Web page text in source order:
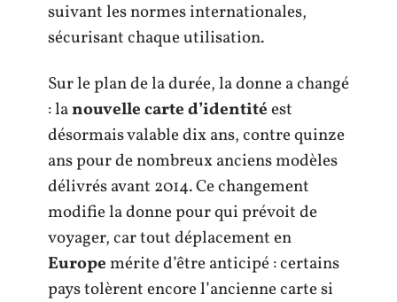
suivant les normes internationales,
sécurisant chaque utilisation.
Sur le plan de la durée, la donne a changé
: lanouvelle carte d’identitéest
désormais valable dix ans, contre quinze
ans pour de nombreux anciens modèles
délivrés avant 2014. Ce changement
modifie la donne pour qui prévoit de
voyager, car tout déplacement en
Europemérite d’être anticipé : certains
pays tolèrent encore l’ancienne carte si